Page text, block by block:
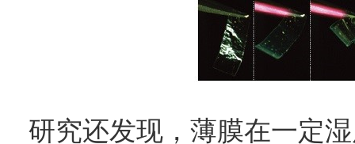
研究还发现，薄膜在一定